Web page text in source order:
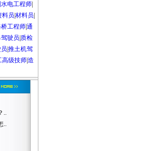
电工程师
料员 材料员
工程师通
驶员 质检
推土机驾
高级技师造
..
..